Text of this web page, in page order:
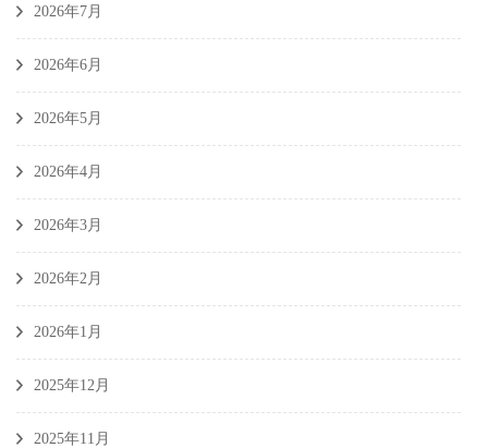
2026年7月
2026年6月
2026年5月
2026年4月
2026年3月
2026年2月
2026年1月
2025年12月
2025年11月